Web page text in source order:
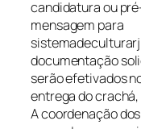
candidatura ou
mensagem para
documentação
serão efetivados
entrega do
A coordenação